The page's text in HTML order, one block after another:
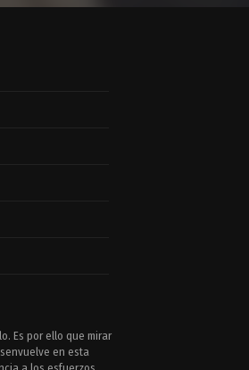
Es por ello que mirar
en esta